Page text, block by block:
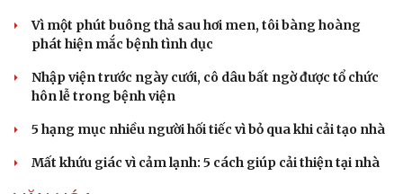
Clip anh Tây 'phê' và ngơ ngác khi gội đầu